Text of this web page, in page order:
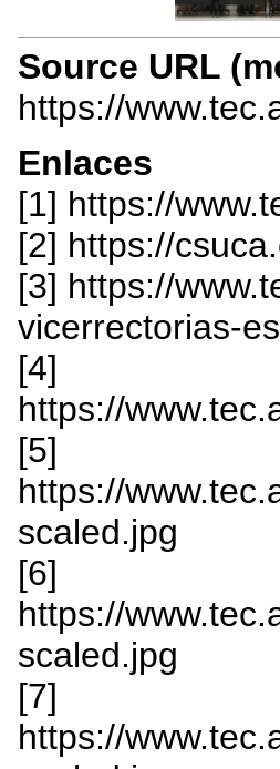
Source URL
https://
Enlaces
[1] https://
[2] https://
[3] https://
vicerrectorias-
[4]
https://
[5]
https://
scaled.jpg
[6]
https://
scaled.jpg
[7]
https://